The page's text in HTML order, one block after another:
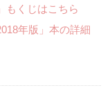
もくじはこちら
年版」本の詳細